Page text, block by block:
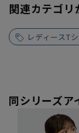
関連カテゴリ
レディースT
同シリーズア